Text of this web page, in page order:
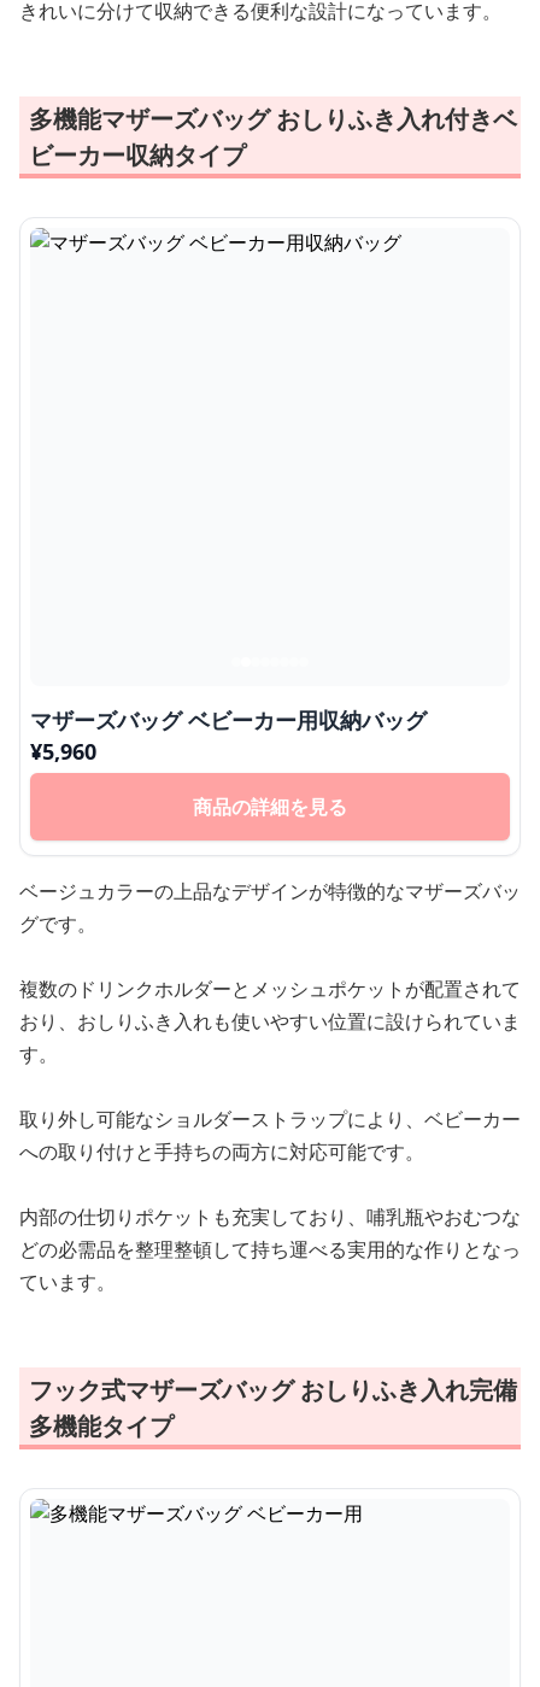
きれいに分けて収納できる便利な設計になっています。
多機能マザーズバッグ おしりふき入れ付きベ
ビーカー収納タイプ
マザーズバッグ ベビーカー用収納バッグ
¥5,960
商品の詳細を見る
ベージュカラーの上品なデザインが特徴的なマザーズバッ
グです。
複数のドリンクホルダーとメッシュポケットが配置されて
おり、おしりふき入れも使いやすい位置に設けられていま
す。
取り外し可能なショルダーストラップにより、ベビーカー
への取り付けと手持ちの両方に対応可能です。
内部の仕切りポケットも充実しており、哺乳瓶やおむつな
どの必需品を整理整頓して持ち運べる実用的な作りとなっ
ています。
フック式マザーズバッグ おしりふき入れ完備
多機能タイプ